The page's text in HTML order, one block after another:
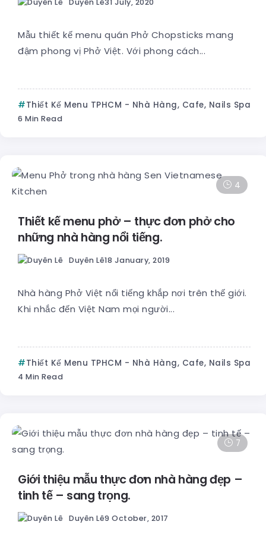
Duyên Lê31 July, 2020
Mẫu thiết kế menu quán Phở Chopsticks mang
đậm phong vị Phở Việt. Với phong cách...
Thiết Kế Menu TPHCM - Nhà Hàng, Cafe, Nails Spa
6 Min Read
4
Thiết kế menu phở – thực đơn phở cho
những nhà hàng nổi tiếng.
Duyên Lê18 January, 2019
Nhà hàng Phở Việt nổi tiếng khắp nơi trên thế giới.
Khi nhắc đến Việt Nam mọi người...
Thiết Kế Menu TPHCM - Nhà Hàng, Cafe, Nails Spa
4 Min Read
7
Giới thiệu mẫu thực đơn nhà hàng đẹp –
tinh tế – sang trọng.
Duyên Lê9 October, 2017